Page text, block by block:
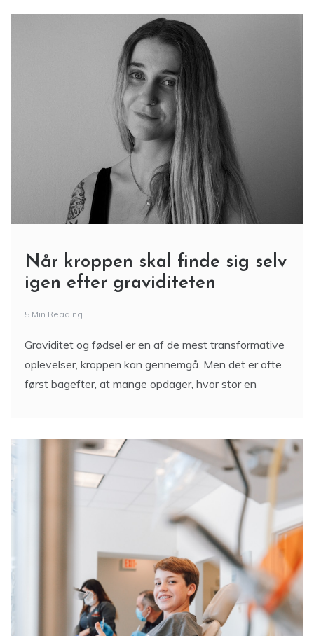
Når kroppen skal finde sig selv
igen efter graviditeten
5 Min Reading
Graviditet og fødsel er en af de mest transformative
oplevelser, kroppen kan gennemgå. Men det er ofte
først bagefter, at mange opdager, hvor stor en